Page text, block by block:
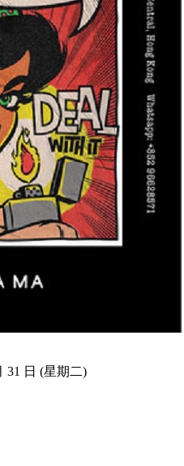
31 日 (星期二)